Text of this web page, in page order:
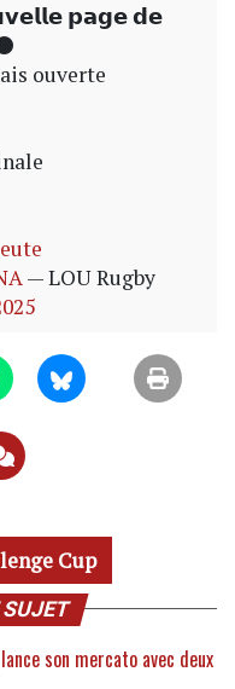
𝗽𝗮𝗴𝗲 𝗱𝗲
ouverte
— LOU Rugby
Cup
SUJET
lance son mercato avec deux